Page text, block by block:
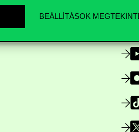
BEÁLLÍTÁSOK